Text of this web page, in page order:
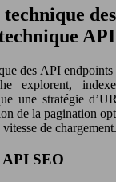
API
des API
explorent,
une stratégie
de la pagination
de chargement.
API SEO